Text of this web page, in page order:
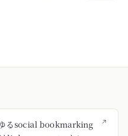
↗
るsocial bookmarking